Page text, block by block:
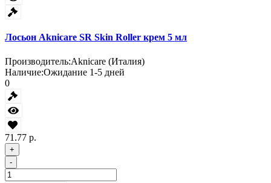
Лосьон Aknicare SR Skin Roller крем 5 мл
Производитель:Aknicare (Италия)
Наличие:Ожидание 1-5 дней
0
71.77 р.
+
-